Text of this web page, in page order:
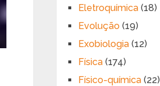
Eletroquímica (18)
Evolução (19)
Exobiologia (12)
Física (174)
Físico-química (22)